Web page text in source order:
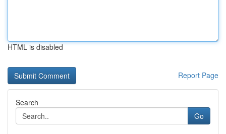
HTML is disabled
Report Page
Search
Go